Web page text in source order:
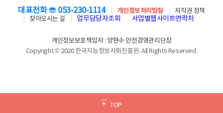
TOP
대표전화 ☏ 053-230-1114 개인정보처리방침
저작권 정책
찾아오시는 길
업무담당자조회 사업별웹사이트연락처
개인정보보호책임자 : 양현수 안전경영관리단장
Copyright © 2020 한국지능정보사회진흥원. All Rights Reserved.